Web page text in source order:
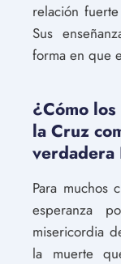
relación
Sus
forma en que
¿Cómo
la Cruz
verdadera
Para muchos
esperanza
misericordia
la muerte